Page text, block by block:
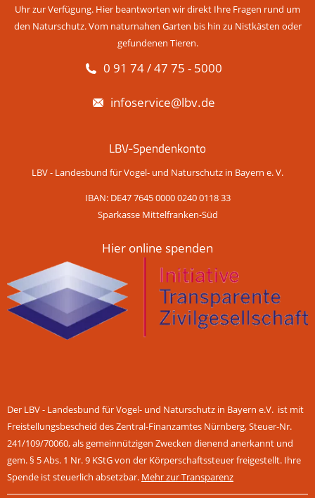
Uhr zur Verfügung. Hier beantworten wir direkt Ihre Fragen rund um
den Naturschutz. Vom naturnahen Garten bis hin zu Nistkästen oder
gefundenen Tieren.
0 91 74 / 47 75 - 5000
infoservice@lbv.de
LBV-Spendenkonto
LBV - Landesbund für Vogel- und Naturschutz in Bayern e. V.
IBAN: DE47 7645 0000 0240 0118 33
Sparkasse Mittelfranken-Süd
Hier online spenden
Der LBV - Landesbund für Vogel- und Naturschutz in Bayern e.V. ist mit
Freistellungsbescheid des Zentral-Finanzamtes Nürnberg, Steuer-Nr.
241/109/70060, als gemeinnützigen Zwecken dienend anerkannt und
gem. § 5 Abs. 1 Nr. 9 KStG von der Körperschaftssteuer freigestellt. Ihre
Spende ist steuerlich absetzbar. Mehr zur Transparenz